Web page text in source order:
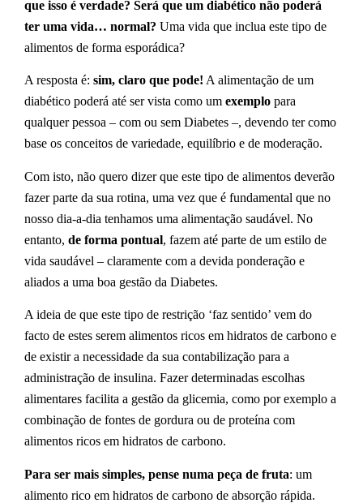
que isso é verdade? Será que um diabético não poderá
ter uma vida… normal? Uma vida que inclua este tipo de
alimentos de forma esporádica?
A resposta é: sim, claro que pode! A alimentação de um
diabético poderá até ser vista como um exemplo para
qualquer pessoa – com ou sem Diabetes –, devendo ter como
base os conceitos de variedade, equilíbrio e de moderação.
Com isto, não quero dizer que este tipo de alimentos deverão
fazer parte da sua rotina, uma vez que é fundamental que no
nosso dia-a-dia tenhamos uma alimentação saudável. No
entanto, de forma pontual, fazem até parte de um estilo de
vida saudável – claramente com a devida ponderação e
aliados a uma boa gestão da Diabetes.
A ideia de que este tipo de restrição ‘faz sentido’ vem do
facto de estes serem alimentos ricos em hidratos de carbono e
de existir a necessidade da sua contabilização para a
administração de insulina. Fazer determinadas escolhas
alimentares facilita a gestão da glicemia, como por exemplo a
combinação de fontes de gordura ou de proteína com
alimentos ricos em hidratos de carbono.
Para ser mais simples, pense numa peça de fruta: um
alimento rico em hidratos de carbono de absorção rápida.